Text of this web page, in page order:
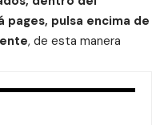
pulsa encima de
, de esta manera